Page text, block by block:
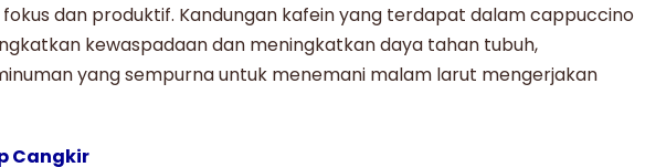
dan produktif. Kandungan kafein yang terdapat dalam cappuccino
kewaspadaan dan meningkatkan daya tahan tubuh,
yang sempurna untuk menemani malam larut mengerjakan
Cangkir